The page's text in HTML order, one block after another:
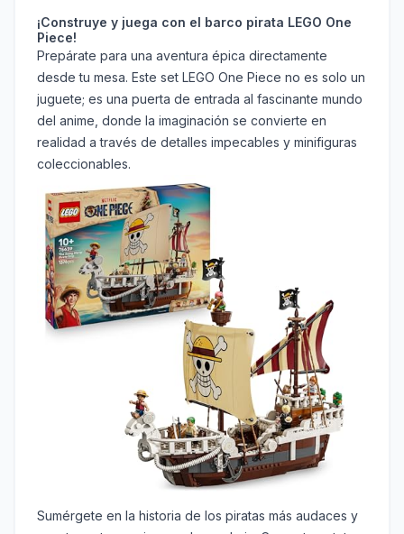
¡Construye y juega con el barco pirata LEGO One
Piece!
Prepárate para una aventura épica directamente
desde tu mesa. Este set LEGO One Piece no es solo un
juguete; es una puerta de entrada al fascinante mundo
del anime, donde la imaginación se convierte en
realidad a través de detalles impecables y minifiguras
coleccionables.
Sumérgete en la historia de los piratas más audaces y